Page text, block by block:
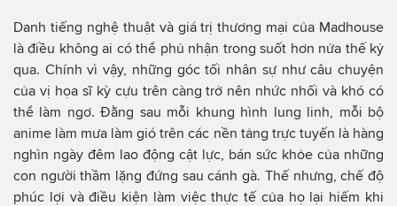
Danh tiếng nghệ thuật và giá trị thương mại của Madhouse
là điều không ai có thể phủ nhận trong suốt hơn nửa thế kỷ
qua. Chính vì vậy, những góc tối nhân sự như câu chuyện
của vị họa sĩ kỳ cựu trên càng trở nên nhức nhối và khó có
thể làm ngơ. Đằng sau mỗi khung hình lung linh, mỗi bộ
anime làm mưa làm gió trên các nền tảng trực tuyến là hàng
nghìn ngày đêm lao động cật lực, bán sức khỏe của những
con người thầm lặng đứng sau cánh gà. Thế nhưng, chế độ
phúc lợi và điều kiện làm việc thực tế của họ lại hiếm khi